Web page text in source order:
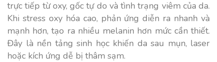
trực tiếp từ oxy, gốc tự do và tình trạng viêm của da.
Khi stress oxy hóa cao, phản ứng diễn ra nhanh và
mạnh hơn, tạo ra nhiều melanin hơn mức cần thiết.
Đây là nền tảng sinh học khiến da sau mụn, laser
hoặc kích ứng dễ bị thâm sạm.